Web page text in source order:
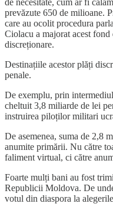
prevăzute 650 de milioane.
care au ocolit procedura
Ciolacu a majorat acest
discreționare.
Destinațiile acestor plăți
penale.
De exemplu, prin
cheltuit 3,8 miliarde de lei
instruirea piloților militari
De asemenea, suma de 2,8
anumite primării. Nu către
faliment virtual, ci către
Foarte mulți bani au fost
Republicii Moldova. De
votul din diaspora la